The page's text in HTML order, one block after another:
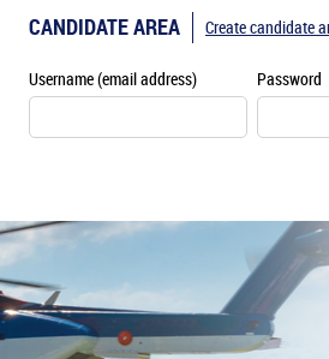
CANDIDATE AREA
Username (email address) Password
Create candidate